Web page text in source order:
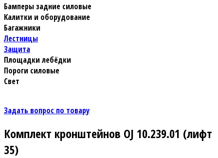
Бамперы задние силовые
Калитки и оборудование
Багажники
Лестницы
Защита
Площадки лебёдки
Пороги силовые
Свет
Задать вопрос по товару
Комплект кронштейнов OJ 10.239.01 (лифт
35)